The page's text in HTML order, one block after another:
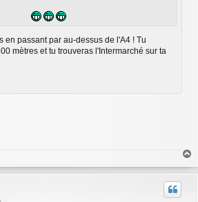
en passant par au-dessus de l'A4 ! Tu
mètres et tu trouveras l'Intermarché sur ta
a
u